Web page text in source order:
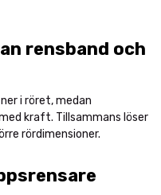
rensband och
i röret, medan
kraft. Tillsammans löser
rördimensioner.